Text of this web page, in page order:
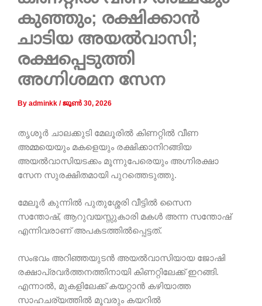
കുഞ്ഞും; രക്ഷിക്കാന്‍
ചാടിയ അയല്‍വാസി;
രക്ഷപ്പെടുത്തി
അഗ്നിശമന സേന
By adminkk /ജൂൺ 30, 2026
തൃശൂർ ചാലക്കുടി മേലൂരിൽ കിണറ്റിൽ വീണ
അമ്മയെയും മകളെയും രക്ഷിക്കാനിറങ്ങിയ
അയൽവാസിയടക്കം മൂന്നുപേരെയും അഗ്നിരക്ഷാ
സേന സുരക്ഷിതമായി പുറത്തെടുത്തു.
മേലൂർ കുന്നിൽ പുതുശ്ശേരി വീട്ടിൽ സൈന
സന്തോഷ്, ആറുവയസ്സുകാരി മകൾ അന്ന സന്തോഷ്
എന്നിവരാണ് അപകടത്തിൽപ്പെട്ടത്.
സംഭവം അറിഞ്ഞയുടൻ അയൽവാസിയായ ജോഷി
രക്ഷാപ്രവർത്തനത്തിനായി കിണറ്റിലേക്ക് ഇറങ്ങി.
എന്നാൽ, മുകളിലേക്ക് കയറ്റാൻ കഴിയാത്ത
സാഹചര്യത്തിൽ മൂവരും കയറിൽ